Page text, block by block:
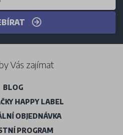
Vás zajímat
BLOG
HAPPY LABEL
OBJEDNÁVKA
PROGRAM